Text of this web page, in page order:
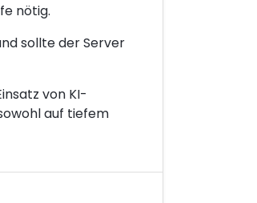
nötig.
sollte der Server
von KI-
auf tiefem